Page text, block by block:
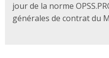
jour de la norme
générales de contrat du